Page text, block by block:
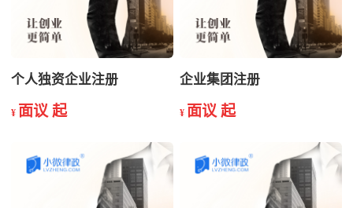
个人独资企业注册
¥ 面议 起
企业集团注册
¥ 面议 起